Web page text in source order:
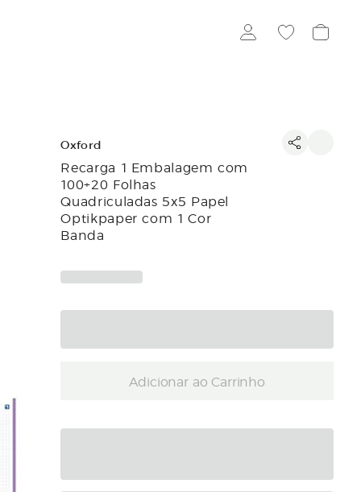
Oxford
Recarga 1 Embalagem com
100+20 Folhas
Quadriculadas 5x5 Papel
Optikpaper com 1 Cor
Banda
Adicionar ao Carrinho